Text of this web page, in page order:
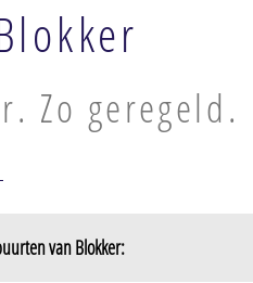
Zo geregeld.
van Blokker: